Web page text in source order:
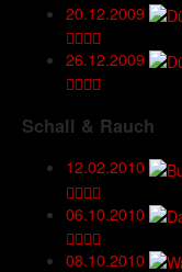
20.12.2009
26.12.2009
Schall & Rauch
12.02.2010
06.10.2010
08.10.2010